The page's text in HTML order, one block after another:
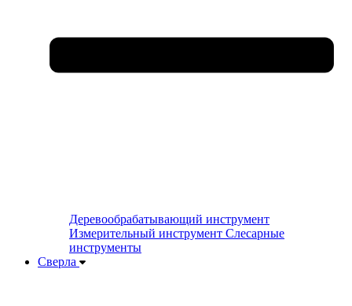
Деревообрабатывающий инструмент
Измерительный инструмент Слесарные
инструменты
Сверла